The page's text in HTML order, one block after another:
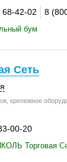
68-42-02 8
бум
Сеть
крепежное
00-20
Торговая